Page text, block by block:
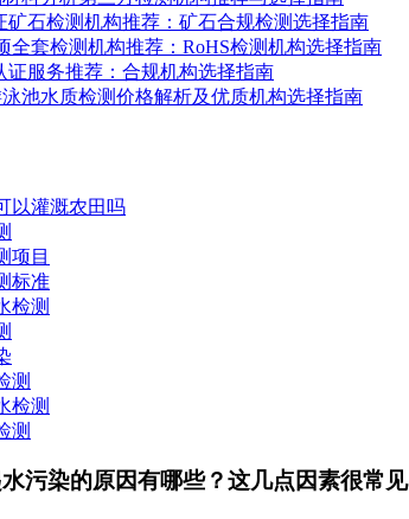
矿石检测机构推荐：矿石合规检测选择指南
全套检测机构推荐：RoHS检测机构选择指南
证服务推荐：合规机构选择指南
泳池水质检测价格解析及优质机构选择指南
以灌溉农田吗
项目
标准
检测
测
检测
测
污染的原因有哪些？这几点因素很常见